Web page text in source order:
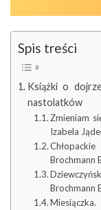
Spis treści
Książki o
nastolatków
Zmieniam
Izabela
Brochmann
Brochmann